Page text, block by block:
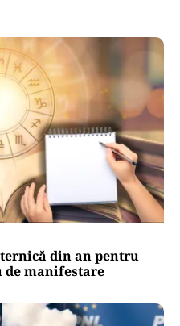
din an pentru
manifestare